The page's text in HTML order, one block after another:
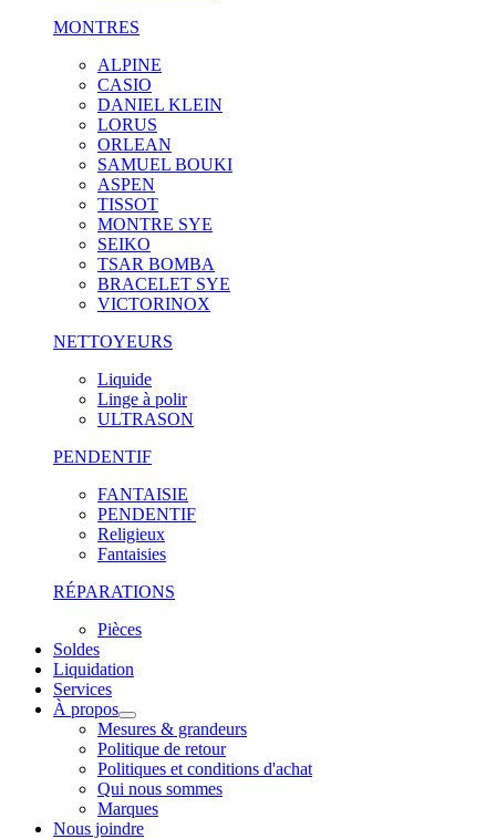
MONTRES
ALPINE
CASIO
DANIEL KLEIN
LORUS
ORLEAN
SAMUEL BOUKI
ASPEN
TISSOT
MONTRE SYE
SEIKO
TSAR BOMBA
BRACELET SYE
VICTORINOX
NETTOYEURS
Liquide
Linge à polir
ULTRASON
PENDENTIF
FANTAISIE
PENDENTIF
Religieux
Fantaisies
RÉPARATIONS
Pièces
Soldes
Liquidation
Services
À propos
Mesures & grandeurs
Politique de retour
Politiques et conditions d'achat
Qui nous sommes
Marques
Nous joindre